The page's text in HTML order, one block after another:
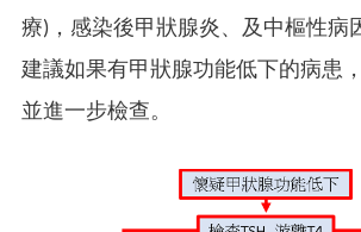
療)，感染後甲狀腺炎、及中樞性病
建議如果有甲狀腺功能低下的病患
並進一步檢查。